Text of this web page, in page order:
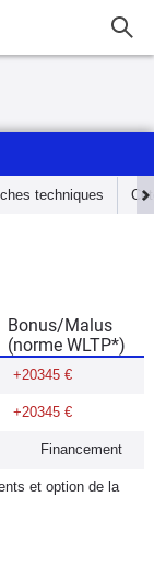
techniques
Bonus/Malus
(norme WLTP*)
+20345 €
+20345 €
Financement
et option de la